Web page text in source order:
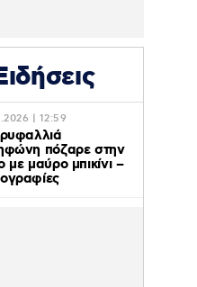
| 12:59
πόζαρε στην
με μαύρο μπικίνι –